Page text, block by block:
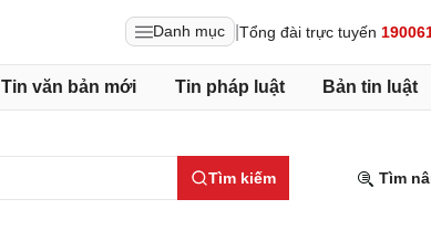
Danh mục Tổng đài trực tuyến
Tin văn bản mới Tin pháp luật Bản tin luật
Tìm kiếm Tìm